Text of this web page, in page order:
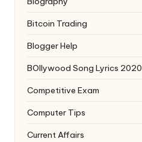
Bitcoin Trading
Blogger Help
BOllywood Song Lyrics 2020
Competitive Exam
Computer Tips
Current Affairs